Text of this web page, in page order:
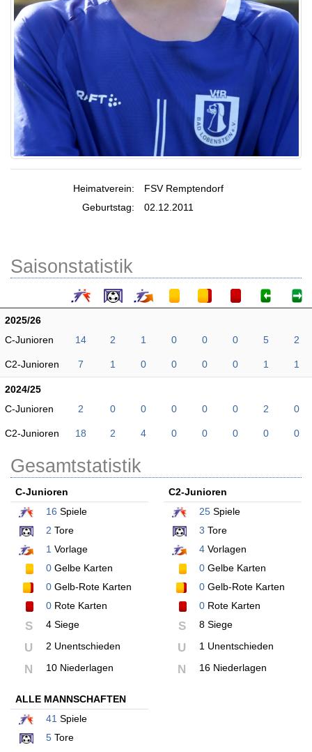
Heimatverein:
FSV Remptendorf
Geburtstag:
02.12.2011
Saisonstatistik
2025/26
C-Junioren
14 2 1 0 0 0 5 2
C2-Junioren 7 1 0 0 0 0 1 1
2024/25
C-Junioren
2 0 0 0 0 0 2 0
C2-Junioren 18 2 4 0 0 0 0 0
Gesamtstatistik
C-Junioren
16 Spiele
2 Tore
1 Vorlage
0 Gelbe Karten
0 Gelb-Rote Karten
0 Rote Karten
S 4 Siege
U 2 Unentschieden
N 10 Niederlagen
C2-Junioren
25Spiele
3 Tore
4Vorlagen
0Gelbe Karten
0Gelb-Rote Karten
0Rote Karten
S 8 Siege
U 1 Unentschieden
N 16 Niederlagen
ALLE MANNSCHAFTEN
41 Spiele
5 Tore